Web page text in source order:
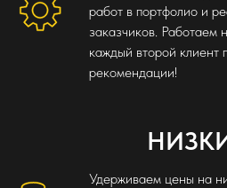
работ в портфолио и
заказчиков. Работаем
каждый второй клиент
рекомендации!
Удерживаем цены на